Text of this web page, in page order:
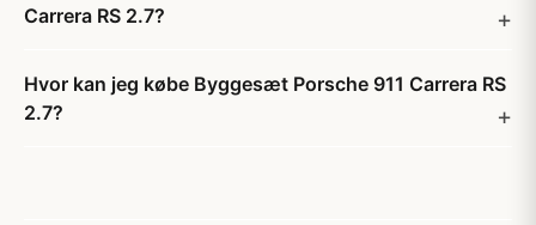
Carrera RS 2.7?
Hvor kan jeg købe Byggesæt Porsche 911 Carrera RS
2.7?